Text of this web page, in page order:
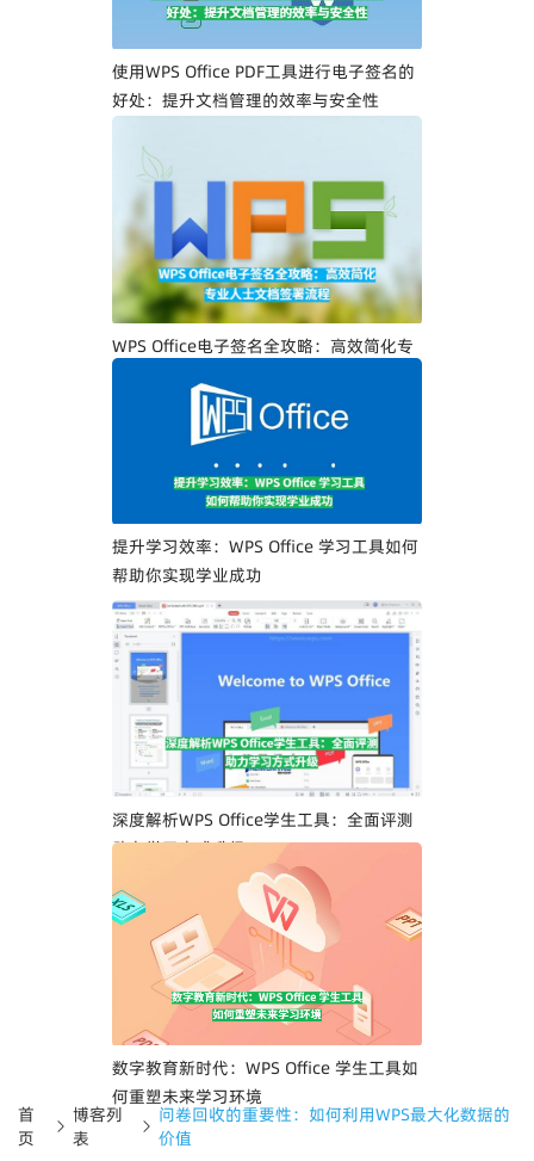
使用WPS Office PDF工具进行电子签名的
好处：提升文档管理的效率与安全性
WPS Office电子签名全攻略：高效简化专
提升学习效率：WPS Office 学习工具如何
帮助你实现学业成功
深度解析WPS Office学生工具：全面评测
助力学习方式升级
数字教育新时代：WPS Office 学生工具如
何重塑未来学习环境
首
页
博客列
表
问卷回收的重要性：如何利用WPS最大化数据的
价值